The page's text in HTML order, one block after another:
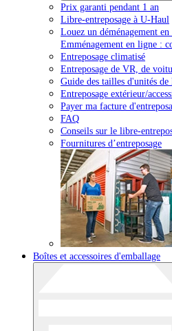
Prix garanti pendant 1 an
Libre-entreposage à U-Haul
Louez un déménagement
Emménagement en ligne :
Entreposage climatisé
Entreposage de VR, de
Guide des tailles d'unités de
Entreposage extérieur/
Payer ma facture
FAQ
Conseils sur le libre-
Fournitures d’entreposage
Boîtes et accessoires d'emballage